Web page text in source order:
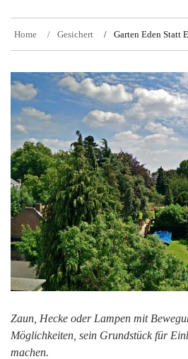
Home Gesichert Garten Eden Statt
Zaun, Hecke oder Lampen mit
Möglichkeiten, sein Grundstück für
machen.